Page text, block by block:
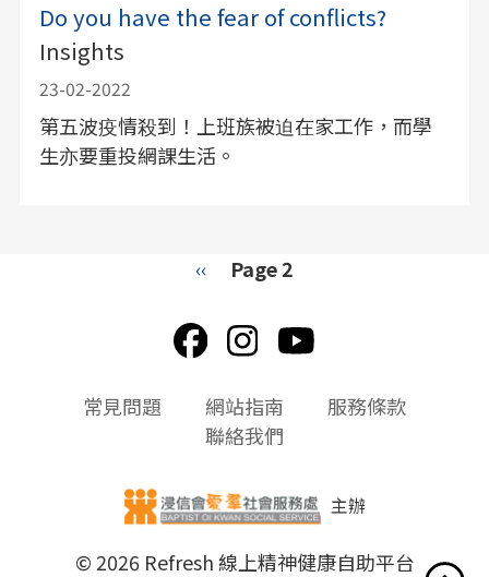
Do you have the fear of conflicts?
Insights
23-02-2022
第五波疫情殺到！上班族被迫在家工作，而學
生亦要重投網課生活。
Previous
‹‹ Page 2
常見問題 網站指南
服務條款
聯絡我們
主辦
© 2026 Refresh 線上精神健康自助平台